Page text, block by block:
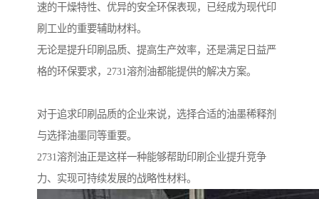
速的干燥特性、优异的安全环保表现，已经成为现代印
刷工业的重要辅助材料。
无论是提升印刷品质、提高生产效率，还是满足日益严
格的环保要求，2731溶剂油都能提供的解决方案。
对于追求印刷品质的企业来说，选择合适的油墨稀释剂
与选择油墨同等重要。
2731溶剂油正是这样一种能够帮助印刷企业提升竞争
力、实现可持续发展的战略性材料。